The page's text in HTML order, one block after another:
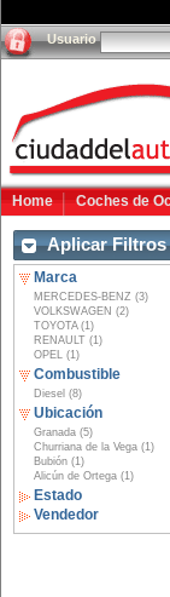
Usuario
Home Coches de
Aplicar Filtros
Marca
MERCEDES-BENZ (3)
VOLKSWAGEN (2)
TOYOTA (1)
RENAULT (1)
OPEL (1)
Combustible
Diesel (8)
Ubicación
Granada (5)
Churriana de la Vega (1)
Bubión (1)
Alicún de Ortega (1)
Estado
Vendedor